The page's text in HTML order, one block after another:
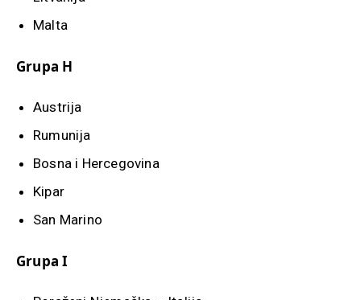
Malta
Grupa H
Austrija
Rumunija
Bosna i Hercegovina
Kipar
San Marino
Grupa I